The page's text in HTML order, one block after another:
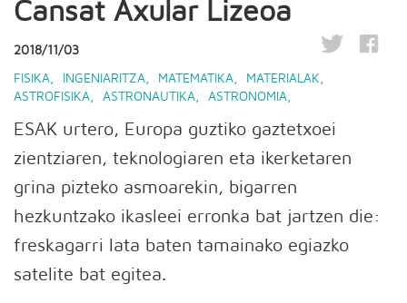
Cansat Axular Lizeoa
2018/11/03
FISIKA INGENIARITZA MATEMATIKA MATERIALAK
ASTROFISIKA
ASTRONAUTIKA ASTRONOMIA
ESAK urtero, Europa guztiko gaztetxoei
zientziaren, teknologiaren eta ikerketaren
grina pizteko asmoarekin, bigarren
hezkuntzako ikasleei erronka bat jartzen die:
freskagarri lata baten tamainako egiazko
satelite bat egitea.